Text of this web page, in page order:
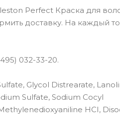
Perfect Краска для
доставку. На каждый
032-33-20.
Glycol Distrearate,
Sulfate, Sodium Cocyl
HCI,